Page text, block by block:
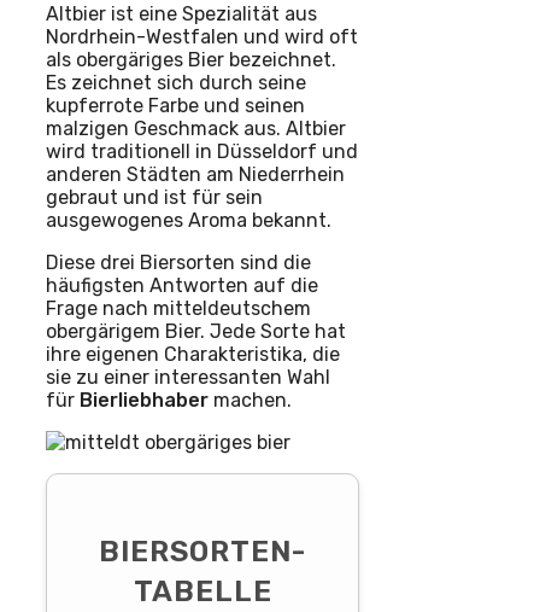
Altbier ist eine Spezialität aus
Nordrhein-Westfalen und wird oft
als obergäriges Bier bezeichnet.
Es zeichnet sich durch seine
kupferrote Farbe und seinen
malzigen Geschmack aus. Altbier
wird traditionell in Düsseldorf und
anderen Städten am Niederrhein
gebraut und ist für sein
ausgewogenes Aroma bekannt.
Diese drei Biersorten sind die
häufigsten Antworten auf die
Frage nach mitteldeutschem
obergärigem Bier. Jede Sorte hat
ihre eigenen Charakteristika, die
sie zu einer interessanten Wahl
für Bierliebhaber machen.
BIERSORTEN-
TABELLE